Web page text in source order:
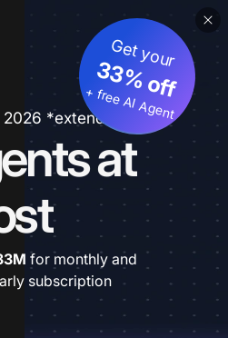
*extended
at
Get your
33% off
+ free AI Agent
for monthly and
subscription